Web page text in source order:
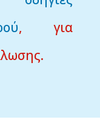
, για